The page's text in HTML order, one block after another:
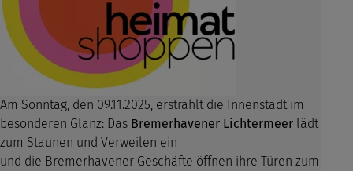
Am Sonntag, den 09.11.2025, erstrahlt die Innenstadt im
besonderen Glanz: Das Bremerhavener Lichtermeer lädt
zum Staunen und Verweilen ein
und die Bremerhavener Geschäfte öffnen ihre Türen zum